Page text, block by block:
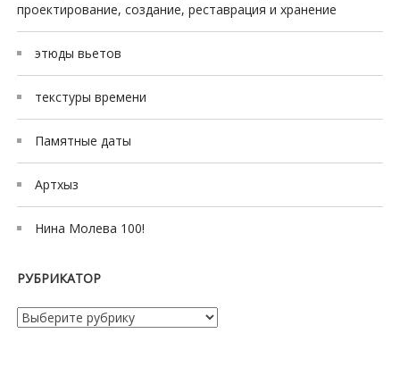
проектирование, создание, реставрация и хранение
этюды вьетов
текстуры времени
Памятные даты
Артхыз
Нина Молева 100!
РУБРИКАТОР
Рубрикатор